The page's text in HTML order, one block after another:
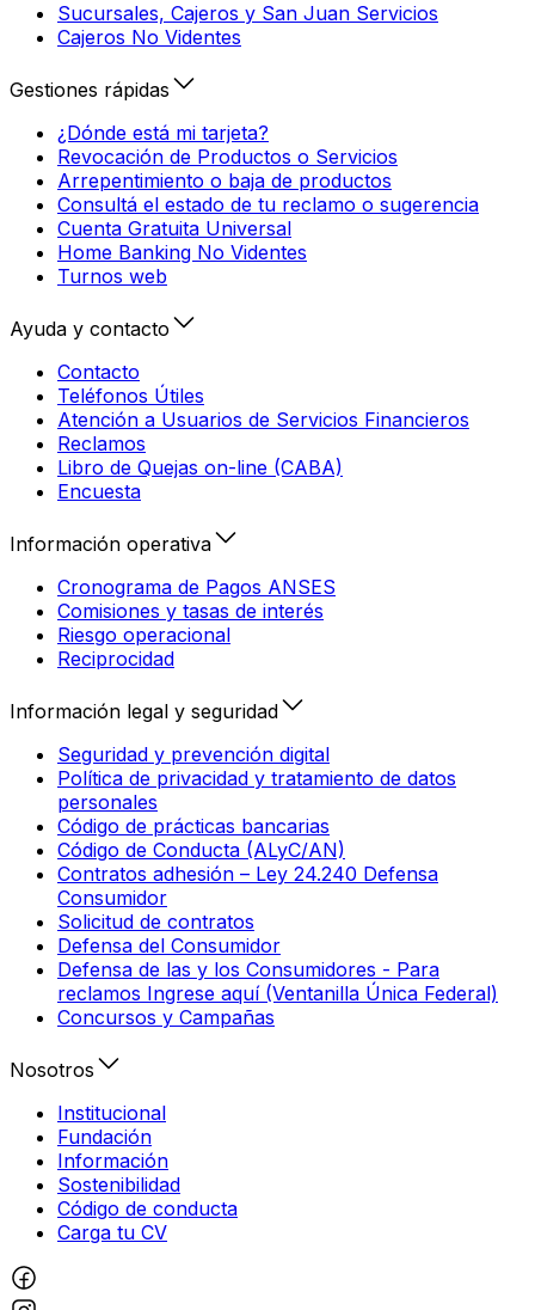
Sucursales, Cajeros y San Juan Servicios
Cajeros No Videntes
Gestiones rápidas
¿Dónde está mi tarjeta?
Revocación de Productos o Servicios
Arrepentimiento o baja de productos
Consultá el estado de tu reclamo o sugerencia
Cuenta Gratuita Universal
Home Banking No Videntes
Turnos web
Ayuda y contacto
Contacto
Teléfonos Útiles
Atención a Usuarios de Servicios Financieros
Reclamos
Libro de Quejas on-line (CABA)
Encuesta
Información operativa
Cronograma de Pagos ANSES
Comisiones y tasas de interés
Riesgo operacional
Reciprocidad
Información legal y seguridad
Seguridad y prevención digital
Política de privacidad y tratamiento de datos
personales
Código de prácticas bancarias
Código de Conducta (ALyC/AN)
Contratos adhesión – Ley 24.240 Defensa
Consumidor
Solicitud de contratos
Defensa del Consumidor
Defensa de las y los Consumidores - Para
reclamos Ingrese aquí (Ventanilla Única Federal)
Concursos y Campañas
Nosotros
Institucional
Fundación
Información
Sostenibilidad
Código de conducta
Carga tu CV